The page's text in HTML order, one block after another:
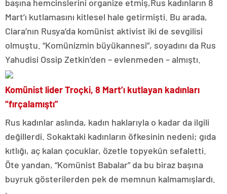
başına hemcinslerini organize etmiş,Rus kadınların 8
Mart’ı kutlamasını kitlesel hale getirmişti. Bu arada,
Clara’nın Rusya’da komünist aktivist iki de sevgilisi
olmuştu. “Komünizmin büyükannesi”, soyadını da Rus
Yahudisi Ossip Zetkin’den – evlenmeden – almıştı.
Komünist lider Troçki, 8 Mart’ı kutlayan kadınları
“fırçalamıştı”
Rus kadınlar aslında, kadın haklarıyla o kadar da ilgili
değillerdi. Sokaktaki kadınların öfkesinin nedeni; gıda
kıtlığı, aç kalan çocuklar, özetle topyekûn sefaletti.
Öte yandan, “Komünist Babalar” da bu biraz başına
buyruk gösterilerden pek de memnun kalmamışlardı.